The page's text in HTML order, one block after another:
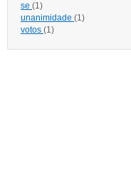
se (1)
unanimidade (1)
votos (1)